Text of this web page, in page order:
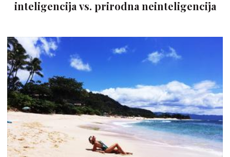
inteligencija vs. prirodna neinteligencija